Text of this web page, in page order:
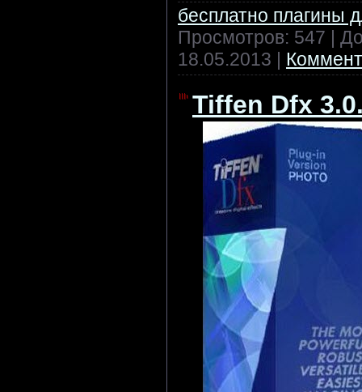
бесплатно плагины
Просмотров: 547 |
18.05.2013 |
Tiffen Dfx